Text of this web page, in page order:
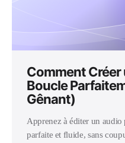
Comment Créer
Boucle
Gênant)
Apprenez à éditer un
parfaite et fluide, sans